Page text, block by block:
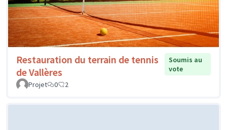
Restauration du terrain de tennis
de Vallères
Soumis au
vote
Projet
0 2